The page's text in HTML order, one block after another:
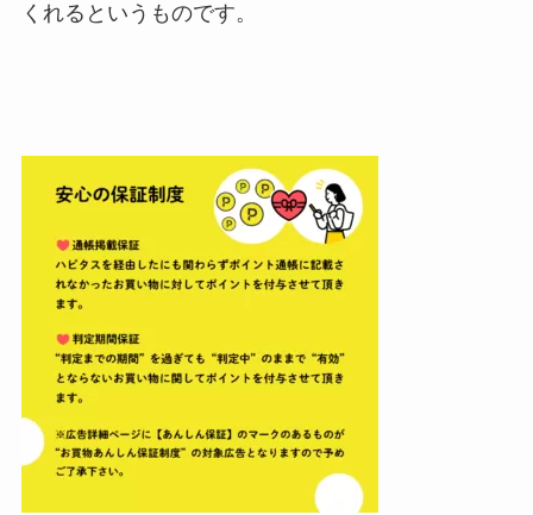
くれるというものです。